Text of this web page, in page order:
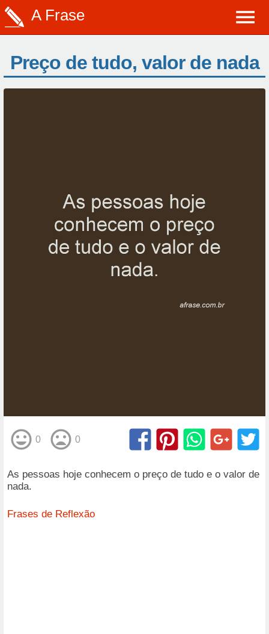
A Frase
Preço de tudo, valor de nada
0 0
As pessoas hoje conhecem o preço de tudo e o valor de
nada.
Frases de Reflexão